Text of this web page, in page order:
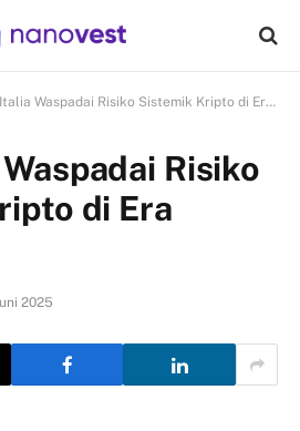
Waspadai Risiko Sistemik Kripto di Era Trump
Risiko
di Era
2025